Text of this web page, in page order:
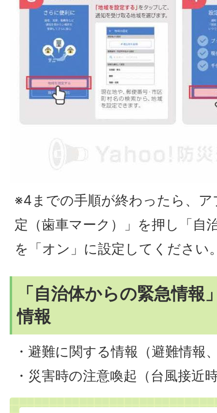
※4までの手順が終わったら、
定（歯車マーク）」を押し「自
を「オン」に設定してください
「自治体からの緊急情報
情報
・避難に関する情報（避難情報
・災害時の注意喚起（台風接近